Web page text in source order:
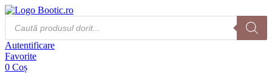
Products
search
Autentificare
Favorite
0 Coș